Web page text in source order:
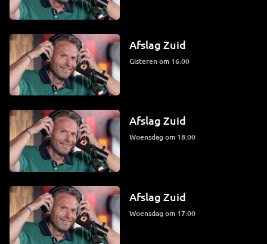
Afslag Zuid
Gisteren om 16:00
Afslag Zuid
woensdag om 18:00
Afslag Zuid
woensdag om 17:00